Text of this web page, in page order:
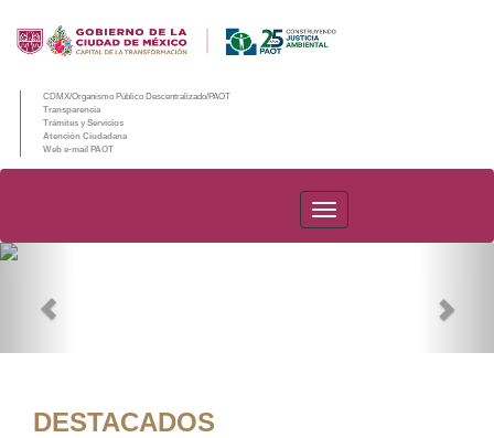
CDMX/Organismo Público Descentralizado/PAOT
Transparencia
Trámites y Servicios
Atención Ciudadana
Web e-mail PAOT
PAOT
DESTACADOS